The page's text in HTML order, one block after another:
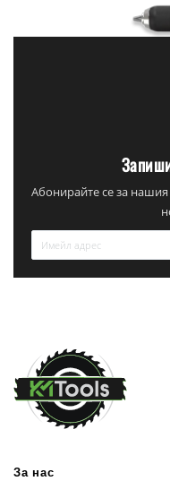
Абонирайте се за
За нас